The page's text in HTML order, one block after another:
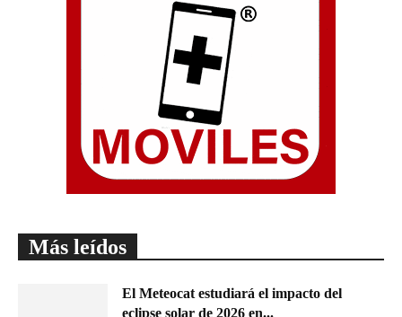
Más leídos
El Meteocat estudiará el impacto del
eclipse solar de 2026 en...